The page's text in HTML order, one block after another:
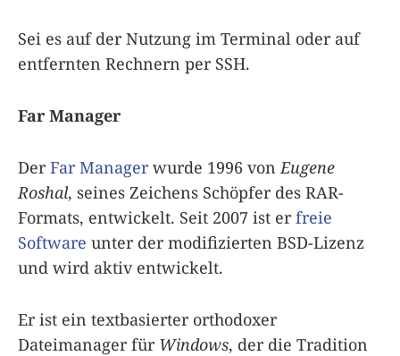
Sei es auf der Nutzung im Terminal oder auf
entfernten Rechnern per SSH.
Far Manager
DerFar Managerwurde 1996 von Eugene
Roshal, seines Zeichens Schöpfer des RAR-
Formats, entwickelt. Seit 2007 ist erfreie
Software unter der modifizierten BSD-Lizenz
und wird aktiv entwickelt.
Er ist ein textbasierter orthodoxer
Dateimanager für Windows, der die Tradition